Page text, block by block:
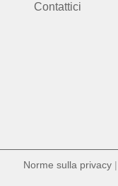
Contattici
Norme sulla privacy|